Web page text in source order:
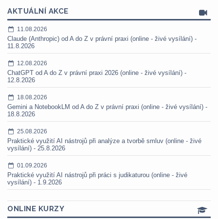
AKTUÁLNÍ AKCE
11.08.2026
Claude (Anthropic) od A do Z v právní praxi (online - živé vysílání) -
11.8.2026
12.08.2026
ChatGPT od A do Z v právní praxi 2026 (online - živé vysílání) -
12.8.2026
18.08.2026
Gemini a NotebookLM od A do Z v právní praxi (online - živé vysílání) -
18.8.2026
25.08.2026
Praktické využití AI nástrojů při analýze a tvorbě smluv (online - živé
vysílání) - 25.8.2026
01.09.2026
Praktické využití AI nástrojů při práci s judikaturou (online - živé
vysílání) - 1.9.2026
ONLINE KURZY